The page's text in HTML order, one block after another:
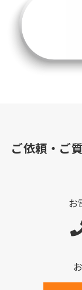
ご依頼・ご
お